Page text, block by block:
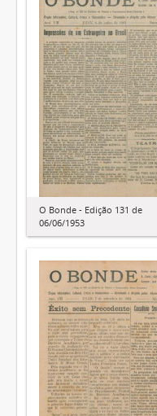
O Bonde - Edição 131 de
06/06/1953